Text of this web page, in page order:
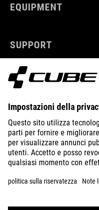
EQUIPMENT
SUPPORT
ABOUT US
EXPLORE